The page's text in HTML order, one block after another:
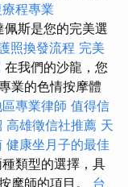
程專業
佩斯是您的完美選
照換發流程 完美
在我們的沙龍，您
業的色情按摩體
專業律師 值得信
高雄徵信社推薦 天
健康坐月子的最佳
類型的選擇，具
摩師的項目。 台